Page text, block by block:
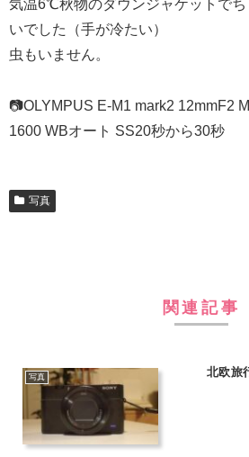
気温6℃秋物のダウンジャケットでち
いでした（手が冷たい）
虫もいません。
📷OLYMPUS E-M1 mark2 12mmF2
1600 WBオート SS20秒から30秒
写真
関連記事
写真 北欧旅